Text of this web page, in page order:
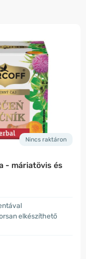
Nincs raktáron
- máriatövis és
elkészíthető